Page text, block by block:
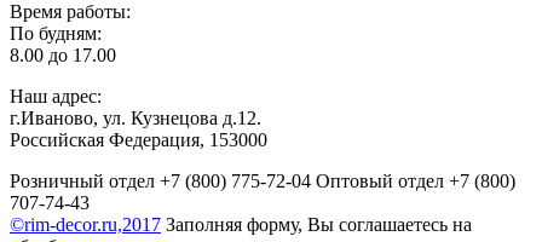
Время работы:
По будням:
8.00 до 17.00
Наш адрес:
г.Иваново, ул. Кузнецова д.12.
Российская Федерация, 153000
Розничный отдел +7 (800) 775-72-04 Оптовый отдел +7 (800)
707-74-43
©rim-decor.ru,2017 Заполняя форму, Вы соглашаетесь на